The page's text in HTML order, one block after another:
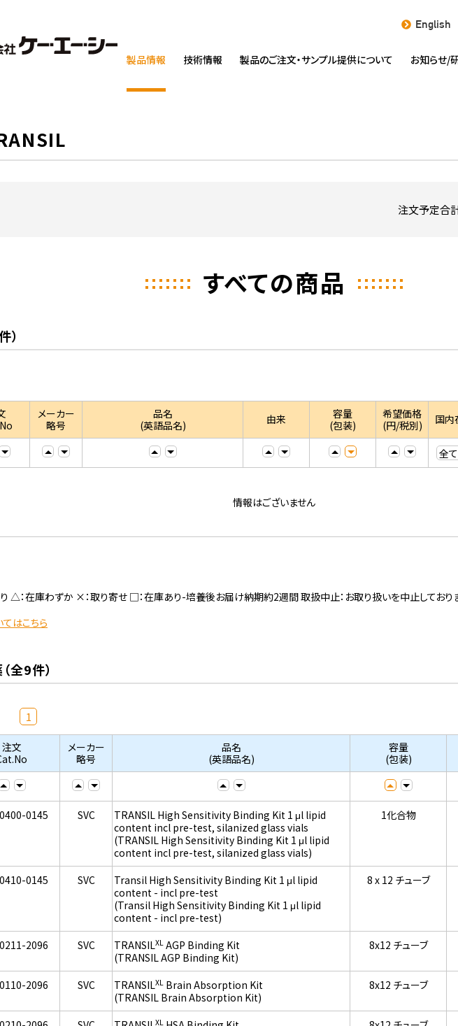
English
製品情報 技術情報 製品のご注文・サンプル提供について お知らせ/
注文予定合
すべての商品
）
メーカー
略号
品名
(英語品名)
由来
容量
(包装)
希望価格
(円/税別)
国内
情報はございません
△：在庫わずか ×：取り寄せ □：在庫あり-培養後お届け納期約2週間 取扱中止：お取り扱いを中止しておりま
はこちら
全9件）
1
注文
メーカー
略号
品名
(英語品名)
容量
(包装)
0145 SVC
TRANSIL High Sensitivity Binding Kit 1 μl lipid
content incl pre-test, silanized glass vials
(TRANSIL High Sensitivity Binding Kit 1 μl lipid
content incl pre-test, silanized glass vials)
1化合物
0145 SVC
Transil High Sensitivity Binding Kit 1 μl lipid
content - incl pre-test
(Transil High Sensitivity Binding Kit 1 μl lipid
content - incl pre-test)
8 x 12 チューブ
2096 SVC TRANSILXL AGP Binding Kit
(TRANSIL AGP Binding Kit)
8x12 チューブ
2096 SVC TRANSILXL Brain Absorption Kit
(TRANSIL Brain Absorption Kit)
8x12 チューブ
XL